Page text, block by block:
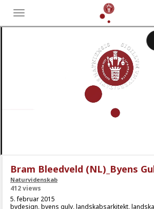
Toggle
menu
Bram Bleedveld (NL)_Byens
Naturvidenskab
412 views
5. februar 2015
bydesign,byens gulv,landskabsarkitekt,